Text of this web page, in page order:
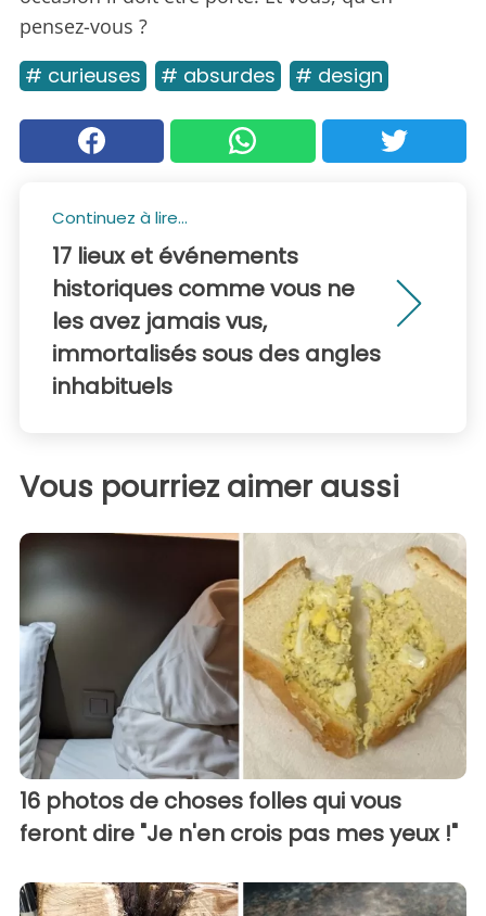
pensez-vous ?
# curieuses # absurdes # design
Continuez à lire...
17 lieux et événements
historiques comme vous ne
les avez jamais vus,
immortalisés sous des angles
inhabituels
Vous pourriez aimer aussi
16 photos de choses folles qui vous
feront dire "Je n'en crois pas mes yeux !"